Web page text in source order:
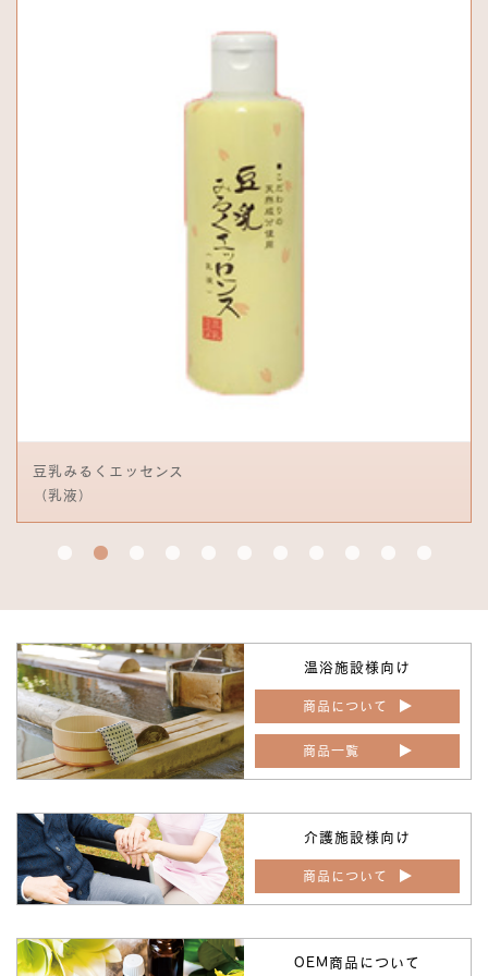
豆乳みるくエッセンス
（乳液）
温浴施設様向け
商品について
商品一覧
介護施設様向け
商品について
OEM商品について